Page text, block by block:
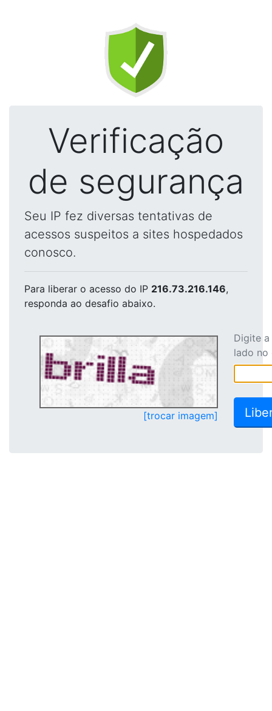
Verificação
de segurança
Seu IP fez diversas tentativas de
acessos suspeitos a sites hospedados
conosco.
Para liberar o acesso do IP 216.73.216.146,
responda ao desafio abaixo.
[trocar imagem]
Digite
lado no